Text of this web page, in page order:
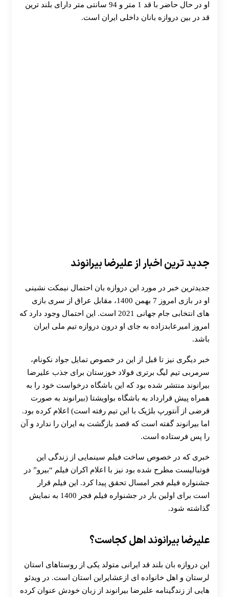
او در حال حاضر با قد 1 متر و 94 سانتی متر دارای بلند ترین
قد در بین دروازه بانان داخلی ایران است.
جدید ترین اخبار از علیرضا بیرانوند
جدیدترین خبر در مورد این دروازه بان احتمال نیمکت نشینی
او در بازی امروز 7 بهمن 1400، مقابل عراق از سری بازی
های انتخابی جام جهانی 2021 است. این احتمال وجود دارد که
امروز امیرعابدزاده به جای او درون دروازه تیم ملی ایران
باشد.
خبر دیگری نیز تا قبل از این در خصوص تمایل جواد نکونام،
سرمربی تیم لیگ برتری فولاد خوزستان برای جذب علیرضا
بیرانوند منتشر شده بود که این باشگاه درخواست خود را به
همراه پیش قرارداد به باشگاه بواویشتا (بیرانوند به صورت
قرضی از آنتورپ بلژیک با این تیم رفته است) اعلام کرده بود.
اما بیرانوند گفته است که قصد بازگشت به ایران را ندارد و آن
را پس فرستاده است.
خبری که در خصوص ساخت فیلم سینمایی از زندگی این
فوتبالیست مطرح شده بود نیز با اعلام اکران فیلم “بیرو” در
جشنواره فیلم فجر امسال تحقق پیدا کرد. این فیلم قرار
است برای اولین بار در جشنواره فیلم فجر 1400 به نمایش
گذاشته شود.
علیرضا بیرانوند اهل کجاست؟
این دروازه بان بلند قد ایرانی متولد یکی از روستاهای استان
لرستان و اهل خانواده ای ازعشایراین استان است. در ویدئو
هایی از زندگینامه علیرضا بیرانوند از زبان خودش عنوان کرده